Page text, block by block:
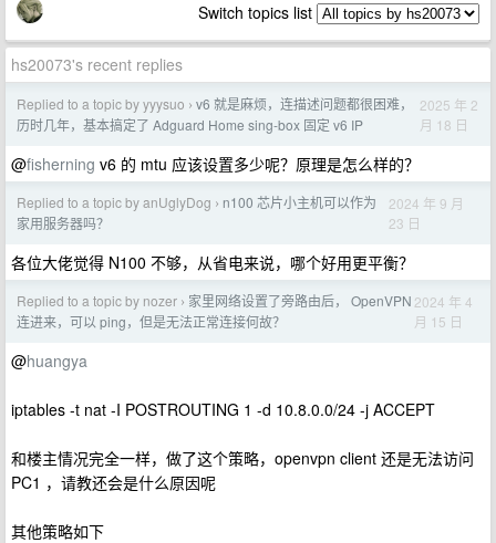
Switch topics list
hs20073's recent replies
Replied to a topic by yyysuo › v6 就是麻烦，连描述问题都很困难，
历时几年，基本搞定了 Adguard Home sing-box 固定 v6 IP
2025 年 2
月 18 日
@fisherning v6 的 mtu 应该设置多少呢？原理是怎么样的？
Replied to a topic by anUglyDog › n100 芯片小主机可以作为
家用服务器吗？
2024 年 9 月
23 日
各位大佬觉得 N100 不够，从省电来说，哪个好用更平衡？
Replied to a topic by nozer › 家里网络设置了旁路由后， OpenVPN
连进来，可以 ping，但是无法正常连接何故？
2024 年 4
月 15 日
@huangya
iptables -t nat -I POSTROUTING 1 -d 10.8.0.0/24 -j ACCEPT
和楼主情况完全一样，做了这个策略，openvpn client 还是无法访问
PC1 ，请教还会是什么原因呢
其他策略如下